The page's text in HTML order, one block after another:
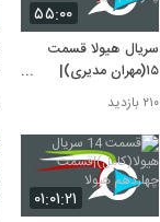
۵۵:۰۰
سریال هیولا قسمت
۱۵(مهران مدیری)|
قسمت پانزدهم هیولا۲۱۰ بازدید
۰۱:۰۱:۲۱